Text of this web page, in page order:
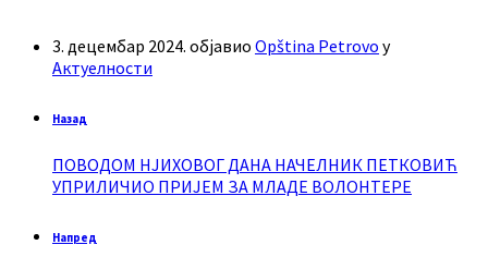
3. децембар 2024. објавио Opština Petrovo у
Актуелности
Назад
ПОВОДОМ НЈИХОВОГ ДАНА НАЧЕЛНИК ПЕТКОВИЋ
УПРИЛИЧИО ПРИЈЕМ ЗА МЛАДЕ ВОЛОНТЕРЕ
Напред